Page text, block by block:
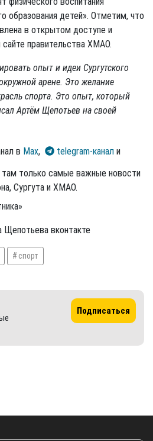
образования детей». Отметим, что
в открытом доступе и
правительства ХМАО.
опыт и идеи Сургутского
арене. Это желание
спорта. Это опыт, который
Артём Щепотьев на своей
в Max, telegram-канал и
там только самые важные новости
Сургута и ХМАО.
вконтакте
спорт
Подписаться